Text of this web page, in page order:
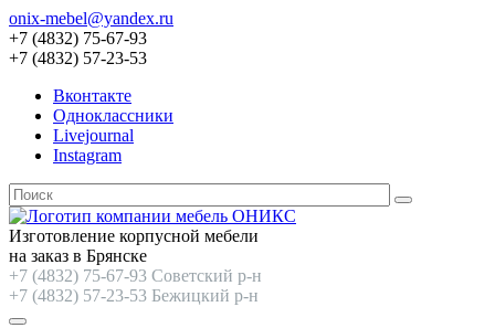
onix-mebel@yandex.ru
+7 (4832) 75-67-93
+7 (4832) 57-23-53
Вконтакте
Одноклассники
Livejournal
Instagram
Изготовление корпусной мебели
на заказ в Брянске
+7 (4832) 75-67-93 Советский р-н
+7 (4832) 57-23-53 Бежицкий р-н